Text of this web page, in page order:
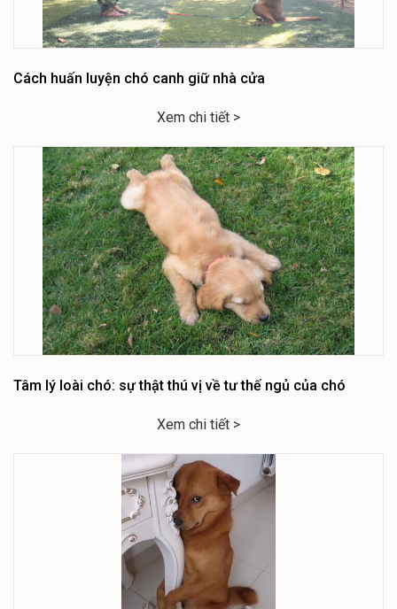
Cách huấn luyện chó canh giữ nhà cửa
Xem chi tiết >
Tâm lý loài chó: sự thật thú vị về tư thế ngủ của chó
Xem chi tiết >